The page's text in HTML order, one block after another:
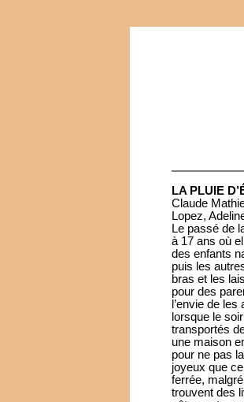
LA PLUIE
Claude
Lopez,
Le passé de
à 17 ans où
des enfants
puis les
bras et les
pour des
l’envie de
lorsque le
transportés
une maison
pour ne pas
joyeux que
ferrée,
trouvent des